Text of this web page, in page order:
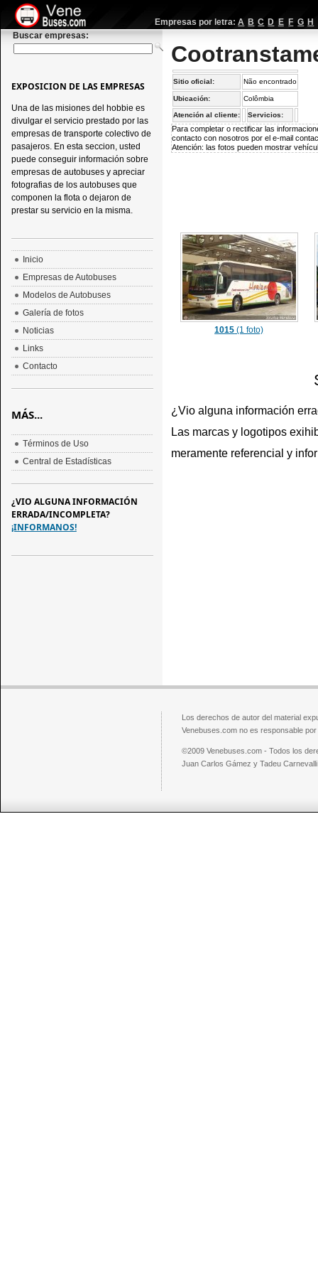
Empresas por letra: A B C D E F G H
Buscar empresas:
Sitio oficial: Não encontrado
Ubicación: Colômbia
Atención al cliente: Servicios:
Para completar o rectificar las
contacto con nosotros por el e-mail
Atención: las fotos pueden mostrar
1015 (1 foto)
¿Vio alguna información
Las marcas y logotipos
meramente referencial y
EXPOSICION DE LAS EMPRESAS
Una de las misiones del hobbie es
divulgar el servicio prestado por las
empresas de transporte colectivo de
pasajeros. En esta seccion, usted
puede conseguir información sobre
empresas de autobuses y apreciar
fotografias de los autobuses que
componen la flota o dejaron de
prestar su servicio en la misma.
Inicio
Empresas de Autobuses
Modelos de Autobuses
Galería de fotos
Noticias
Links
Contacto
MÁS...
Términos de Uso
Central de Estadísticas
¿VIO ALGUNA INFORMACIÓN
ERRADA/INCOMPLETA?
¡INFORMANOS!
Los derechos de autor del material
Venebuses.com no es responsable
©2009 Venebuses.com - Todos los
Juan Carlos Gámez y Tadeu Carnevalli